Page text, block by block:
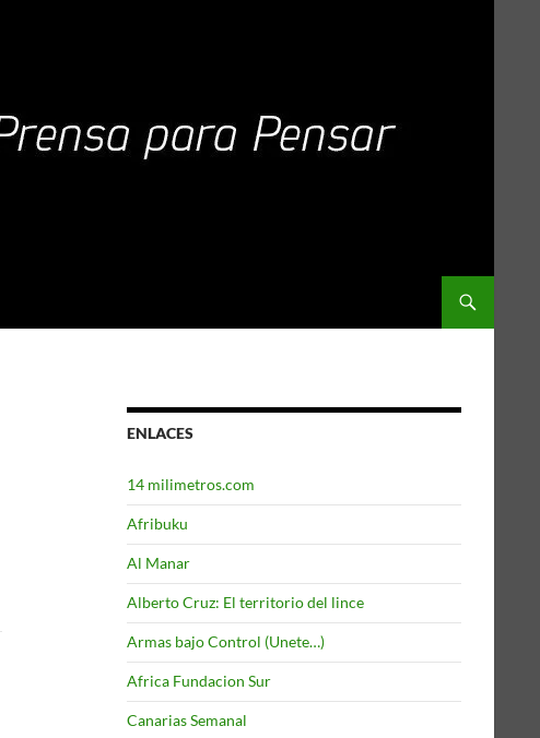
ENLACES
14 milimetros.com
Afribuku
Al Manar
Alberto Cruz: El territorio del lince
Armas bajo Control (Unete…)
Africa Fundacion Sur
Canarias Semanal